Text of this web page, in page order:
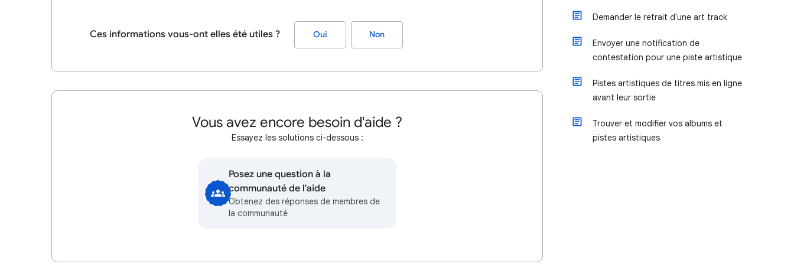
Ces informations vous-ont elles été utiles ? Oui Non
Vous avez encore besoin d'aide ?
Essayez les solutions ci-dessous :
Posez une question à la
communauté de l'aide
Obtenez des réponses de membres de
la communauté
Demander le retrait d'une art track
Envoyer une notification de
contestation pour une piste artistique
Pistes artistiques de titres mis en ligne
avant leur sortie
Trouver et modifier vos albums et
pistes artistiques